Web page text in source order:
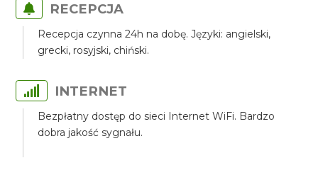
RECEPCJA
Recepcja czynna 24h na dobę. Języki: angielski,
grecki, rosyjski, chiński.
INTERNET
Bezpłatny dostęp do sieci Internet WiFi. Bardzo
dobra jakość sygnału.